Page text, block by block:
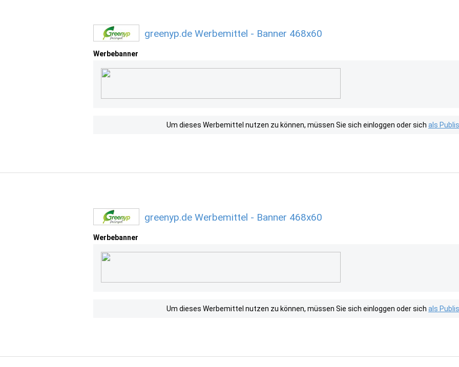
greenyp.de Werbemittel - Banner 468x60
Werbebanner
Um dieses Werbemittel nutzen zu können, müssen Sie sich einloggen oder sich als
greenyp.de Werbemittel - Banner 468x60
Werbebanner
Um dieses Werbemittel nutzen zu können, müssen Sie sich einloggen oder sich als